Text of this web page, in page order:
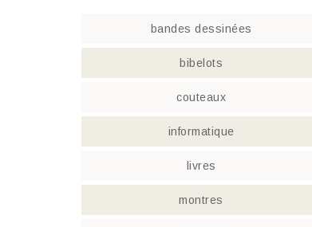
bandes dessinées
bibelots
couteaux
informatique
livres
montres